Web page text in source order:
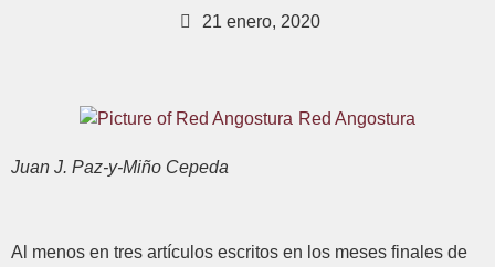
21 enero, 2020
Red Angostura
Juan J. Paz-y-Miño Cepeda
Al menos en tres artículos escritos en los meses finales de